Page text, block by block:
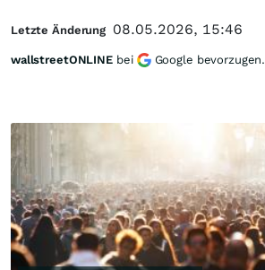
Letzte Änderung 08.05.2026, 15:46
wallstreetONLINE bei Google bevorzugen.